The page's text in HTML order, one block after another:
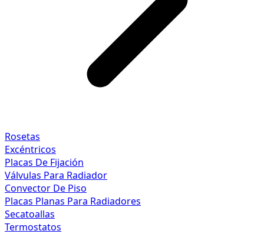
Rosetas
Excéntricos
Placas De Fijación
Válvulas Para Radiador
Convector De Piso
Placas Planas Para Radiadores
Secatoallas
Termostatos